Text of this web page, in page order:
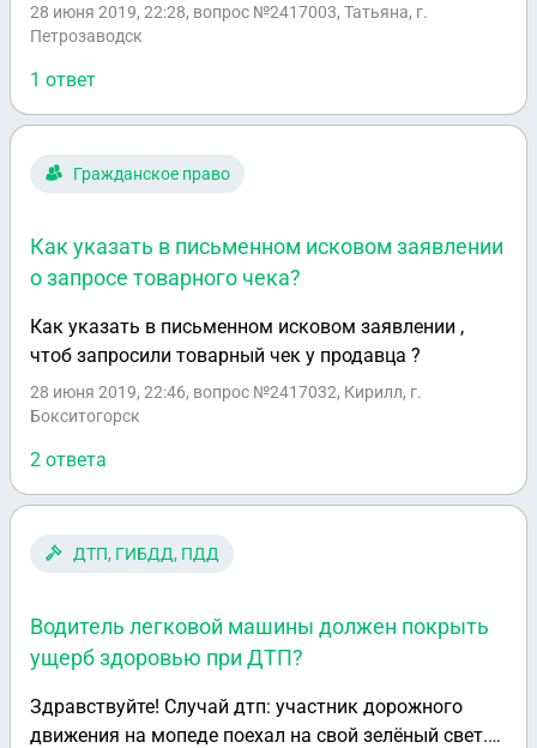
спасибо!
28 июня 2019, 22:28, вопрос №2417003, Татьяна, г.
Петрозаводск
1 ответ
Гражданское право
Как указать в письменном исковом заявлении
о запросе товарного чека?
Как указать в письменном исковом заявлении ,
чтоб запросили товарный чек у продавца ?
28 июня 2019, 22:46, вопрос №2417032, Кирилл, г.
Бокситогорск
2 ответа
ДТП, ГИБДД, ПДД
Водитель легковой машины должен покрыть
ущерб здоровью при ДТП?
Здравствуйте! Случай дтп: участник дорожного
движения на мопеде поехал на свой зелёный свет.